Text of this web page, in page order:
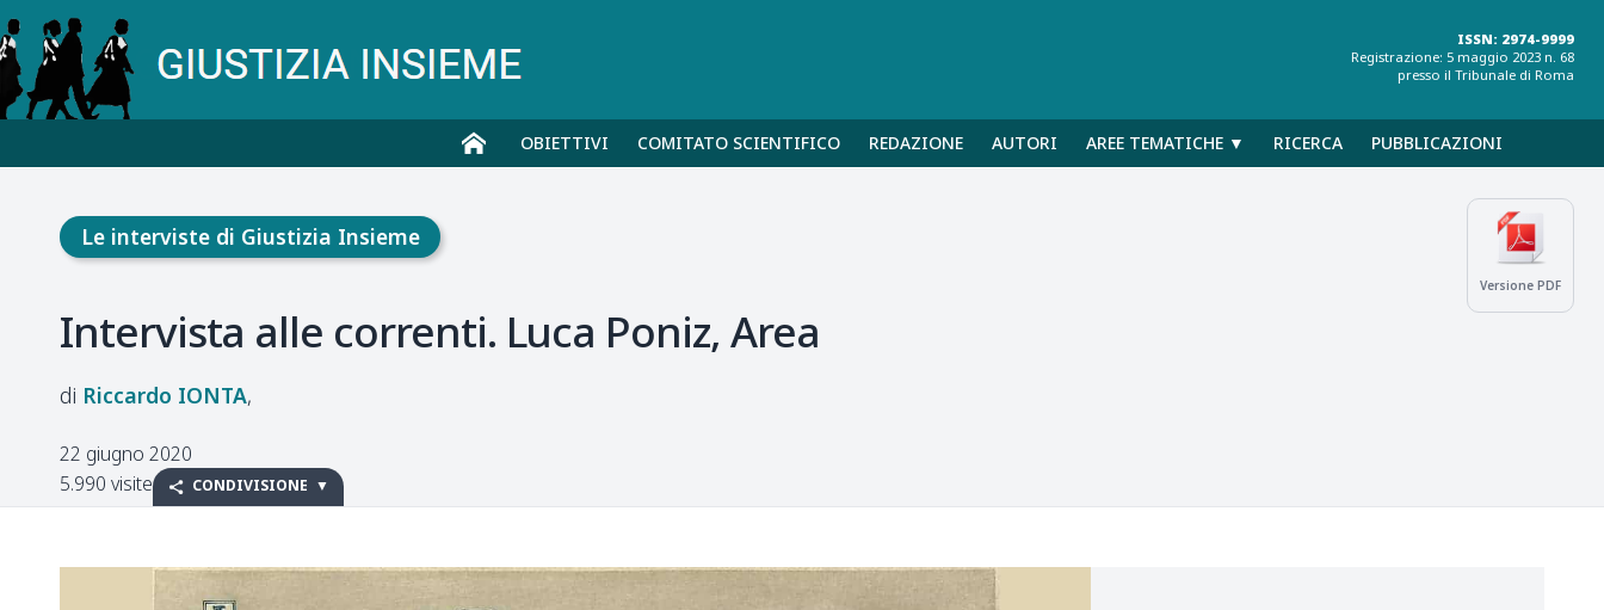
ISSN: 2974-9999
Registrazione: 5 maggio 2023 n. 68
presso il Tribunale di Roma
OBIETTIVI COMITATO SCIENTIFICO REDAZIONE AUTORI AREE TEMATICHE ▼ RICERCA PUBBLICAZIONI
Versione PDF
Le interviste di Giustizia Insieme
Intervista alle correnti. Luca Poniz, Area
Riccardo IONTA
22 giugno 2020
5.990 visite
CONDIVISIONE